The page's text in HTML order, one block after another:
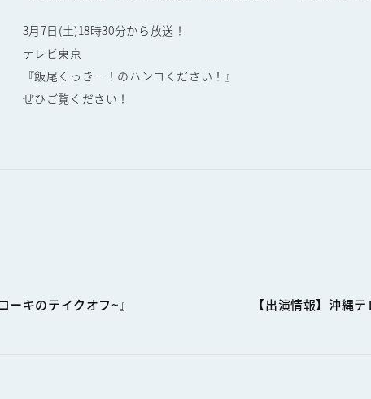
3月7日(土)18時30分から放送！
テレビ東京
『飯尾くっきー！のハンコください！』
ぜひご覧ください！
ーキのテイクオフ~』 【出演情報】沖縄